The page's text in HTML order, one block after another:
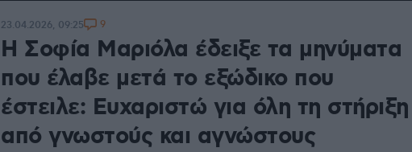
Η Σοφία Μαριόλα έδειξε τα μηνύματα
που έλαβε μετά το εξώδικο που
έστειλε: Ευχαριστώ για όλη τη στήριξη
από γνωστούς και αγνώστους
23.04.2026, 09:25 9